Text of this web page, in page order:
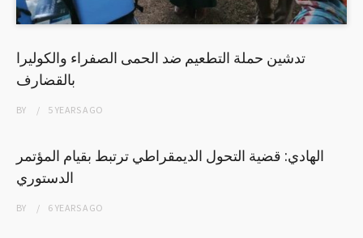
تدشين حملة التطعيم ضد الحمى الصفراء والكوليرا
بالقضارف
BY 5 YEARSAGO
الهادي: قضية التحول الديمقراطي ترتبط بقيام المؤتمر
الدستوري
BY 6 YEARSAGO